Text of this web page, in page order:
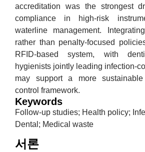
accreditation was the strongest
compliance in high-risk
waterline management.
rather than penalty-focused
RFID-based system, with
hygienists jointly leading infection-
may support a more
control framework.
Keywords
Follow-up studies; Health policy;
Dental; Medical waste
서론